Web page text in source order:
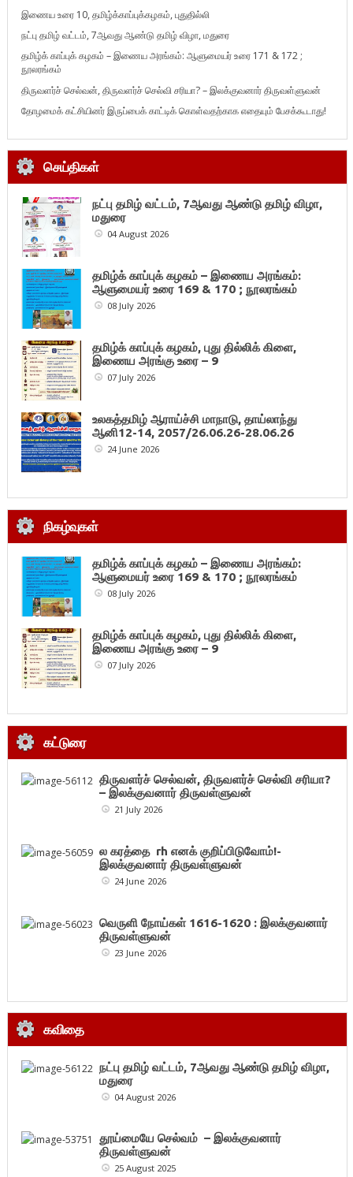
இணைய உரை 10, தமிழ்க்காப்புக்கழகம், புதுதில்லி
நட்பு தமிழ் வட்டம், 7ஆவது ஆண்டு தமிழ் விழா, மதுரை
தமிழ்க் காப்புக் கழகம் – இணைய அரங்கம்: ஆளுமையர் உரை 171 & 172 ;
நூலரங்கம்
திருவளர்ச் செல்வன், திருவளர்ச் செல்வி சரியா? – இலக்குவனார் திருவள்ளுவன்
தோழமைக் கட்சியினர் இருப்பைக் காட்டிக் கொள்வதற்காக எதையும் பேசக்கூடாது!
செய்திகள்
நட்பு தமிழ் வட்டம், 7ஆவது ஆண்டு தமிழ் விழா,
மதுரை
04 August 2026
தமிழ்க் காப்புக் கழகம் – இணைய அரங்கம்:
ஆளுமையர் உரை 169 & 170 ; நூலரங்கம்
08 July 2026
தமிழ்க் காப்புக் கழகம், புது தில்லிக் கிளை,
இணைய அரங்கு உரை – 9
07 July 2026
உலகத்தமிழ் ஆராய்ச்சி மாநாடு, தாய்லாந்து
ஆனி12-14, 2057/26.06.26-28.06.26
24 June 2026
நிகழ்வுகள்
தமிழ்க் காப்புக் கழகம் – இணைய அரங்கம்:
ஆளுமையர் உரை 169 & 170 ; நூலரங்கம்
08 July 2026
தமிழ்க் காப்புக் கழகம், புது தில்லிக் கிளை,
இணைய அரங்கு உரை – 9
07 July 2026
கட்டுரை
திருவளர்ச் செல்வன், திருவளர்ச் செல்வி சரியா?
– இலக்குவனார் திருவள்ளுவன்
21 July 2026
ல கரத்தை rh எனக் குறிப்பிடுவோம்!-
இலக்குவனார் திருவள்ளுவன்
24 June 2026
வெருளி நோய்கள் 1616-1620 : இலக்குவனார்
திருவள்ளுவன்
23 June 2026
கவிதை
நட்பு தமிழ் வட்டம், 7ஆவது ஆண்டு தமிழ் விழா,
மதுரை
04 August 2026
தூய்மையே செல்வம் – இலக்குவனார்
திருவள்ளுவன்
25 August 2025